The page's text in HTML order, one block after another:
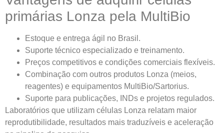
primárias Lonza pela MultiBio
Estoque e entrega ágil no Brasil.
Suporte técnico especializado e treinamento.
Preços competitivos e condições comerciais flexíveis.
Combinação com outros produtos Lonza (meios,
reagentes) e equipamentos MultiBio/Sartorius.
Suporte para publicações, INDs e projetos regulados.
Laboratórios que utilizam células Lonza relatam maior
reprodutibilidade, resultados mais traduzíveis e aceleração